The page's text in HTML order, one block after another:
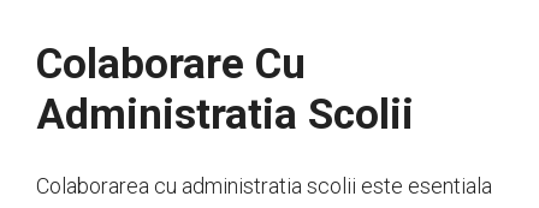
Colaborare Cu
Administratia Scolii
Colaborarea cu administratia scolii este esentiala